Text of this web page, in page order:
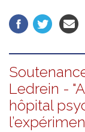
Ledrein -
hôpital